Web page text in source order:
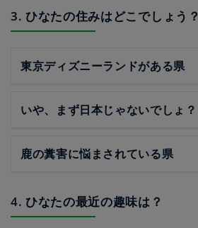
3. ひなたの住みはどこでしょう？
東京ディズニーランドがある県
いや、まず日本じゃないでしょ？
鹿の糞害に悩まされている県
4. ひなたの最近の趣味は？